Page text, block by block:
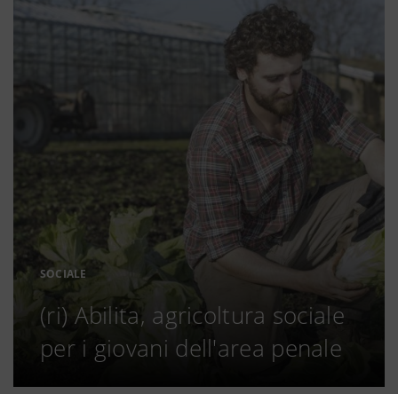
SOCIALE
(ri) Abilita, agricoltura sociale
per i giovani dell'area penale